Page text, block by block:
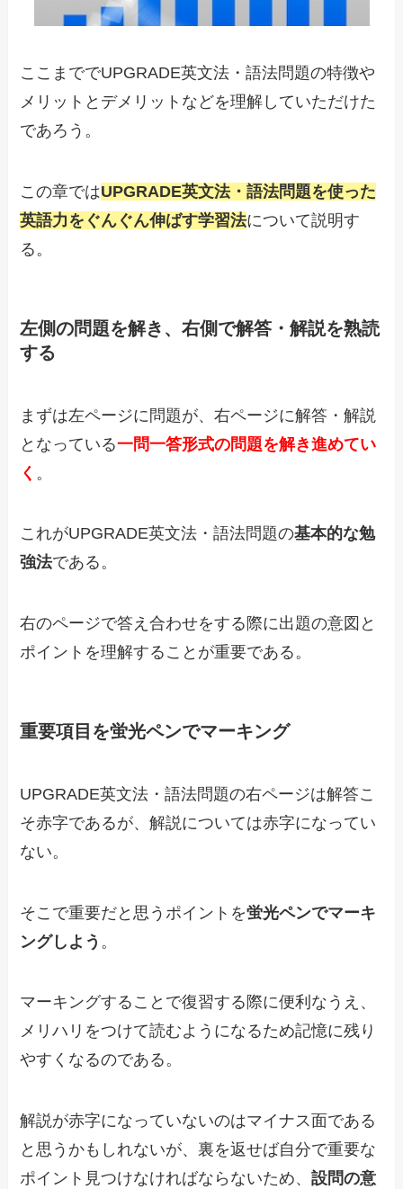
ここまででUPGRADE英文法・語法問題の特徴や
メリットとデメリットなどを理解していただけた
であろう。
この章ではUPGRADE英文法・語法問題を使った
英語力をぐんぐん伸ばす学習法について説明す
る。
左側の問題を解き、右側で解答・解説を熟読
する
まずは左ページに問題が、右ページに解答・解説
となっている一問一答形式の問題を解き進めてい
く 。
これがUPGRADE英文法・語法問題の基本的な勉
強法である。
右のページで答え合わせをする際に出題の意図と
ポイントを理解することが重要である。
重要項目を蛍光ペンでマーキング
UPGRADE英文法・語法問題の右ページは解答こ
そ赤字であるが、解説については赤字になってい
ない。
そこで重要だと思うポイントを蛍光ペンでマーキ
ングしよう 。
マーキングすることで復習する際に便利なうえ、
メリハリをつけて読むようになるため記憶に残り
やすくなるのである。
解説が赤字になっていないのはマイナス面である
と思うかもしれないが、裏を返せば自分で重要な
ポイント見つけなければならないため、設問の意